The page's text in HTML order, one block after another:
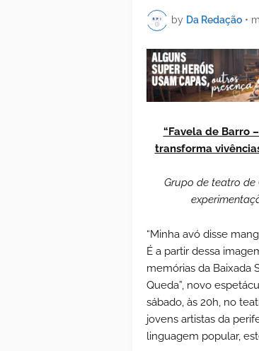
by Da Redação •
“Favela de Barro
transforma
Grupo de teatro
“Minha avó disse
É a partir dessa
memórias da Baixada
Queda”, novo
sábado, às 20h, no
jovens artistas da
linguagem popular,